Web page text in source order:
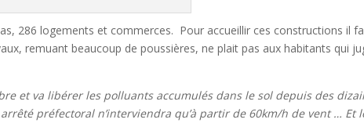
286 logements et commerces. Pour accueillir ces constructions il
remuant beaucoup de poussières, ne plait pas aux habitants qui
et va libérer les polluants accumulés dans le sol depuis des
préfectoral n’interviendra qu’à partir de 60km/h de vent … Et